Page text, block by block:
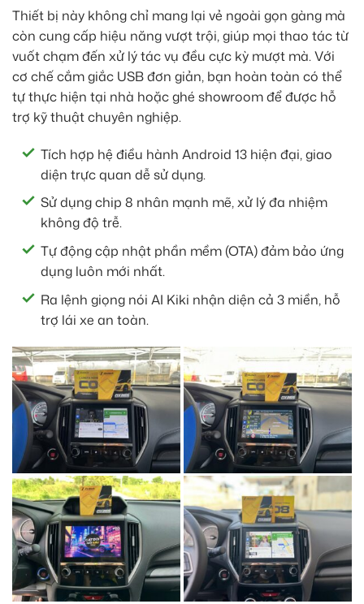
Thiết bị này không chỉ mang lại vẻ ngoài gọn gàng mà
còn cung cấp hiệu năng vượt trội, giúp mọi thao tác từ
vuốt chạm đến xử lý tác vụ đều cực kỳ mượt mà. Với
cơ chế cắm giắc USB đơn giản, bạn hoàn toàn có thể
tự thực hiện tại nhà hoặc ghé showroom để được hỗ
trợ kỹ thuật chuyên nghiệp.
Tích hợp hệ điều hành Android 13 hiện đại, giao
diện trực quan dễ sử dụng.
Sử dụng chip 8 nhân mạnh mẽ, xử lý đa nhiệm
không độ trễ.
Tự động cập nhật phần mềm (OTA) đảm bảo ứng
dụng luôn mới nhất.
Ra lệnh giọng nói AI Kiki nhận diện cả 3 miền, hỗ
trợ lái xe an toàn.